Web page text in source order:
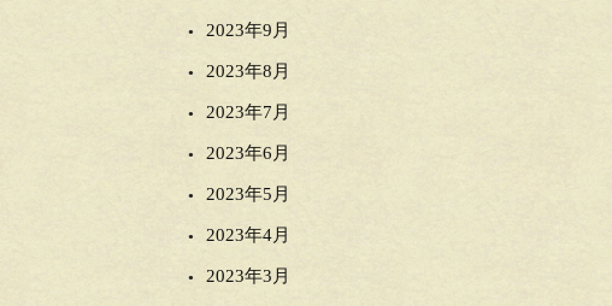
2023年9月
2023年8月
2023年7月
2023年6月
2023年5月
2023年4月
2023年3月